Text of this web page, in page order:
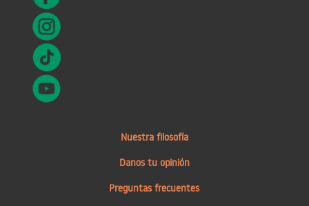
Nuestra filosofía
Danos tu opinión
Preguntas frecuentes